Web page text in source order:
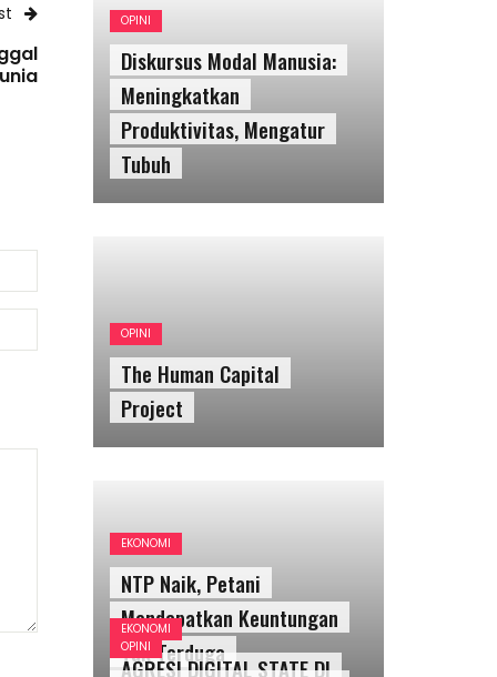
OPINI
Diskursus Modal Manusia:
Meningkatkan
Produktivitas, Mengatur
Tubuh
OPINI
The Human Capital
Project
EKONOMI
NTP Naik, Petani
Mendapatkan Keuntungan
Tak Terduga
EKONOMI
AGRESI DIGITAL STATE DI
OPINI